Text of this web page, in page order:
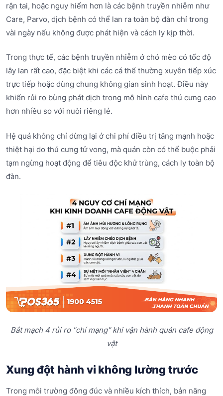
rận tai, hoặc nguy hiểm hơn là các bệnh truyền nhiễm như
Care, Parvo, dịch bệnh có thể lan ra toàn bộ đàn chỉ trong
vài ngày nếu không được phát hiện và cách ly kịp thời.
Trong thực tế, các bệnh truyền nhiễm ở chó mèo có tốc độ
lây lan rất cao, đặc biệt khi các cá thể thường xuyên tiếp xúc
trực tiếp hoặc dùng chung không gian sinh hoạt. Điều này
khiến rủi ro bùng phát dịch trong mô hình cafe thú cưng cao
hơn nhiều so với nuôi riêng lẻ.
Hệ quả không chỉ dừng lại ở chi phí điều trị tăng mạnh hoặc
thiệt hại do thú cưng tử vong, mà quán còn có thể buộc phải
tạm ngừng hoạt động để tiêu độc khử trùng, cách ly toàn bộ
đàn.
Bắt mạch 4 rủi ro "chí mạng" khi vận hành quán cafe động
vật
Xung đột hành vi không lường trước
Trong môi trường đông đúc và nhiều kích thích, bản năng